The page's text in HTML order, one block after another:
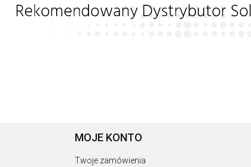
MOJE KONTO
Twoje zamówienia